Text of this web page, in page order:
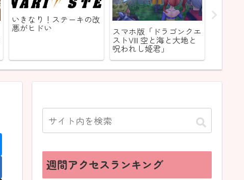
いきなり！ステーキの改
悪がヒドい スマホ版「ドラゴンクエ
ストVIII 空と海と大地と
呪われし姫君」
週間アクセスランキング